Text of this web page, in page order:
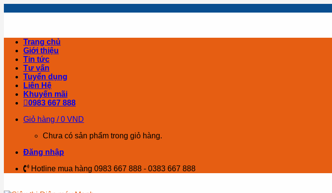
Trang chủ
Giới thiệu
Tin tức
Tư vấn
Tuyển dụng
Liên Hệ
Khuyến mãi
0983 667 888
Giỏ hàng /0 VND
Chưa có sản phẩm trong giỏ hàng.
Đăng nhập
Hotline mua hàng 0983 667 888 - 0383 667 888